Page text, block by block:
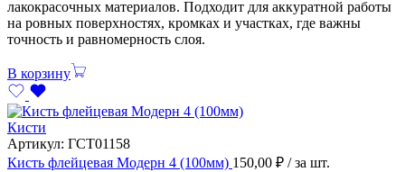
лакокрасочных материалов. Подходит для аккуратной работы
на ровных поверхностях, кромках и участках, где важны
точность и равномерность слоя.
В корзину
Кисти
Артикул: ГСТ01158
Кисть флейцевая Модерн 4 (100мм) 150,00 ₽ / за шт.